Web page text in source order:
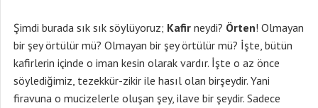
Şimdi burada sık sık söylüyoruz; Kafir neydi? Örten! Olmayan
bir şey örtülür mü? Olmayan bir şey örtülür mü? İşte, bütün
kafirlerin içinde o iman kesin olarak vardır. İşte o az önce
söylediğimiz, tezekkür-zikir ile hasıl olan birşeydir. Yani
firavuna o mucizelerle oluşan şey, ilave bir şeydir. Sadece